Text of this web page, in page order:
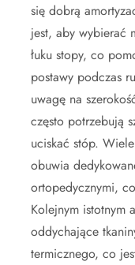
się dobrą
jest, aby wybierać
łuku stopy, co
postawy podczas
uwagę na
często potrzebują
uciskać stóp.
obuwia
ortopedycznymi,
Kolejnym istotnym
oddychające
termicznego, co